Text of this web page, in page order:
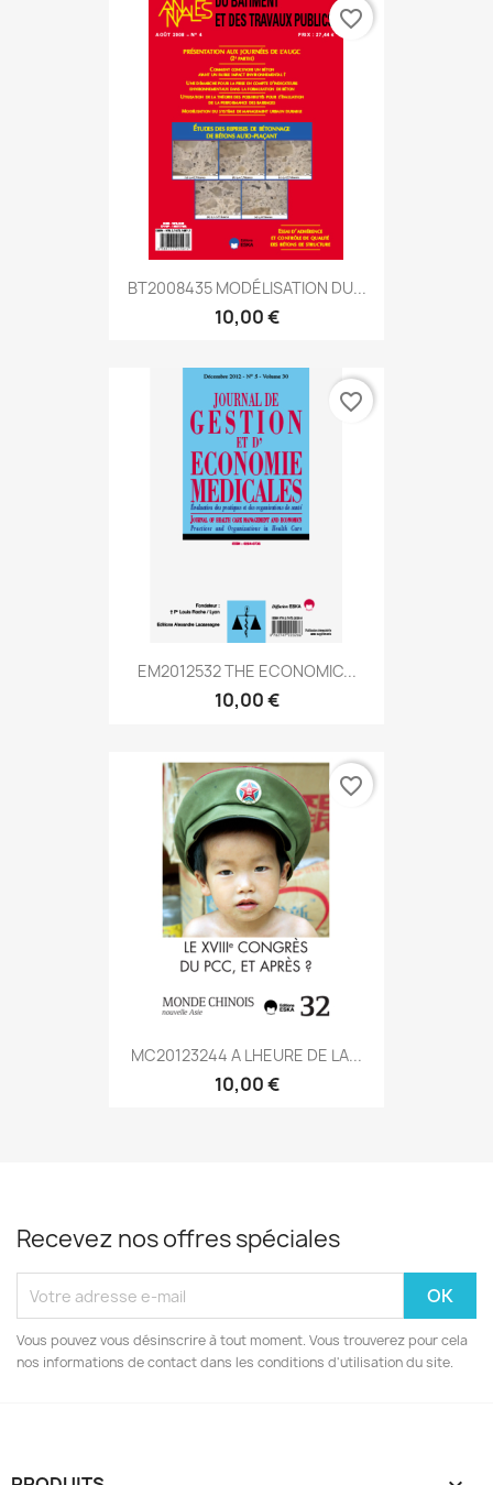
BT2008435 MODÉLISATION DU...
10,00 €
favorite_border
EM2012532 THE ECONOMIC...
10,00 €
favorite_border
MC20123244 A LHEURE DE LA...
10,00 €
favorite_border
Recevez nos offres spéciales
Vous pouvez vous désinscrire à tout moment. Vous trouverez pour cela
nos informations de contact dans les conditions d'utilisation du site.